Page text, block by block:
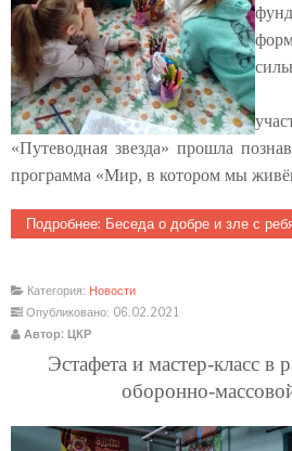
«Путеводная звезда» прошла
программа «Мир, в котором мы
Подробнее: Беседа о добре и зле с
Категория: Новости
Опубликовано: 06.02.2021
Автор: ЦКР
Эстафета и мастер-класс в
оборонно-